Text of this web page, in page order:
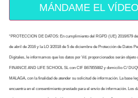
MÁNDAME EL
“PROTECCION DE DATOS: En cumplimiento del RGPD (UE) 2016/679
de abril de 2016 y la LO 3/2018 de 5 de diciembre de Protección de Datos
Digitales, le informamos que los datos por Vd. proporcionados serán objeto
FINANCE AND LIFE SCHOOL SL con CIF B67855882 y domicilio C/
MALAGA, con la finalidad de atender su solicitud de información. La base
encuentra en el consentimiento prestado para el envío de información. Los